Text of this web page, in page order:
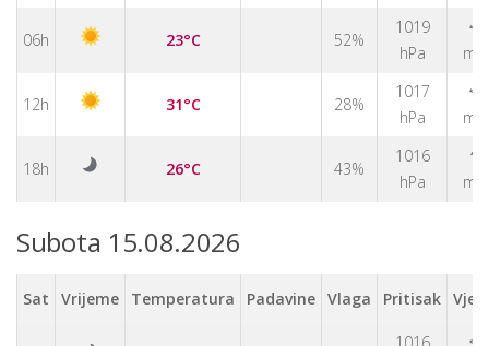
06h 23°C 52%
1019
hPa
↑
m/s
12h 31°C 28%
1017
hPa
↑
m/s
18h 26°C 43%
1016
hPa
↑
m/s
Subota 15.08.2026
Sat Vrijeme Temperatura Padavine Vlaga Pritisak
↑